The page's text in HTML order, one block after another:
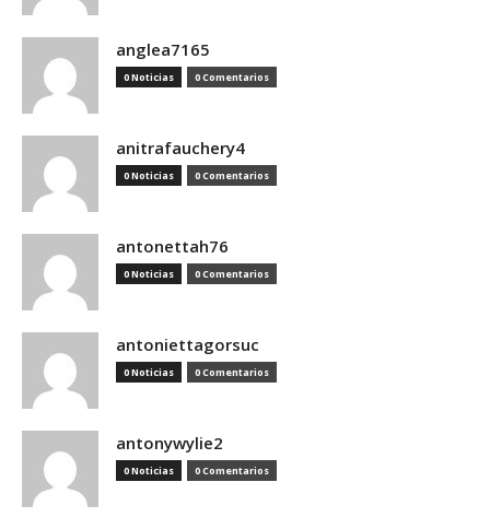
anglea7165
0 Noticias 0 Comentarios
anitrafauchery4
0 Noticias 0 Comentarios
antonettah76
0 Noticias 0 Comentarios
antoniettagorsuc
0 Noticias 0 Comentarios
antonywylie2
0 Noticias 0 Comentarios